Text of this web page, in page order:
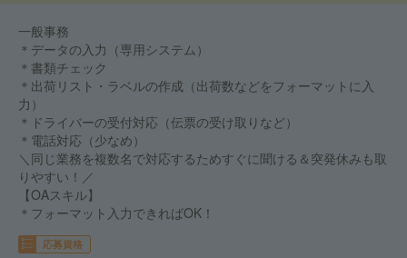
一般事務
＊データの入力（専用システム）
＊書類チェック
＊出荷リスト・ラベルの作成（出荷数などをフォーマットに入
力）
＊ドライバーの受付対応（伝票の受け取りなど）
＊電話対応（少なめ）
＼同じ業務を複数名で対応するためすぐに聞ける＆突発休みも取
りやすい！／
【OAスキル】
＊フォーマット入力できればOK！
応募資格